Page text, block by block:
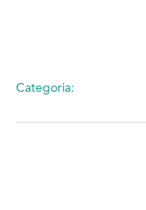
Categoria: